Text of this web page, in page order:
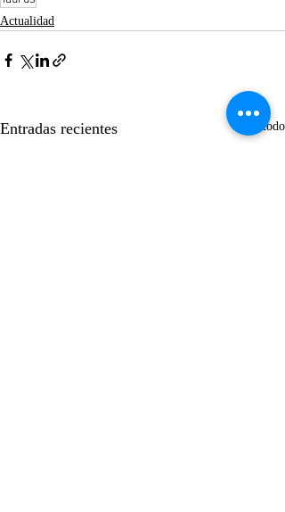
Actualidad
Entradas recientes Ver todo